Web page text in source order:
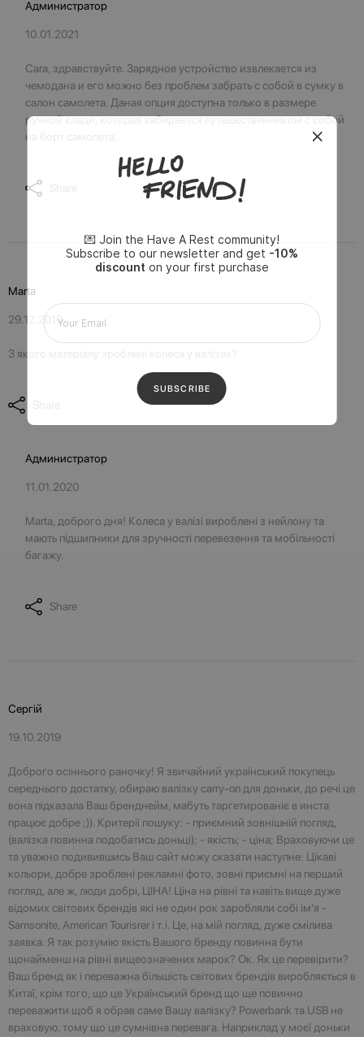
Администратор
10.01.2021
Cara, здравствуйте. Зарядное устройство извлекается из
чемодана и его можно без проблем забрать с собой в сумку в
салон самолета. Даная опция доступна только в размере
ручной клади, которая забирается путешественником с собой
на борт самолета.
Marta
29.12.2019
З якого матеріалу зроблені колеса у валізах?
Администратор
11.01.2020
Marta, доброго дня! Колеса у валізі вироблені з нейлону та
мають підшипники для зручності перевезення та мобільності
багажу.
Share
Сергій
19.10.2019
Доброго осіннього раночку! Я звичайний український покупець
середнього достатку, обираю валізку carry-on для доньки, до речі це
вона підказала Ваш бренднейм, мабуть таргетированіє в инста
працює добре ;)). Критерії пошуку: - приємний зовнішній погляд,
(валізка повинна подобатись доньці); - якість; - ціна; Враховуючи це
та уважно подивившись Ваш сайт можу сказати наступне: Цікаві
кольори, добре зроблені рекламні фото, зовні приємні на перший
погляд, але ж, люди добрі, ЦІНА! Ціна на рівні та навіть вище дуже
відомих світових брендів які не один рок заробляли собі ім'я -
Samsonite, American Tourisrer і т.і. Це, на мій погляд, дуже смілива
заявка. Я так розумію якість Вашого бренду повинна бути
щонайменш на рівні вищеозначених марок? Ок. Як це перевірити?
Ваш бренд як і переважна більшість світових брендів виробляється в
Китаї, крім того, що це Український бренд що ще повинно
переважити щоб я обрав саме Вашу валізку? Powerbank та USB не
враховую, тому що це сумнівна перевага. Наприклад у моєї доньки
💌 Join the Have A Rest community!
Subscribe to our newsletter and get -10%
discount on your first purchase